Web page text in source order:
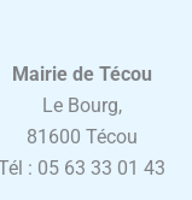
Mairie de Técou
Le Bourg,
81600 Técou
: 05 63 33 01 43